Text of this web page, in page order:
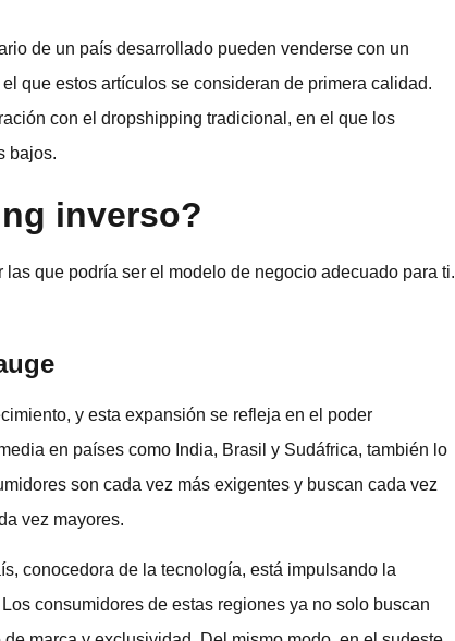
de un país desarrollado pueden venderse con un
que estos artículos se consideran de primera calidad.
con el dropshipping tradicional, en el que los
bajos.
inverso?
que podría ser el modelo de negocio adecuado para ti.
y esta expansión se refleja en el poder
en países como India, Brasil y Sudáfrica, también lo
son cada vez más exigentes y buscan cada vez
vez mayores.
conocedora de la tecnología, está impulsando la
consumidores de estas regiones ya no solo buscan